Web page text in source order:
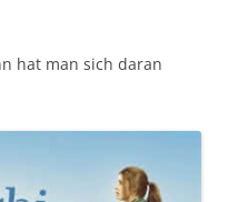
hat man sich daran